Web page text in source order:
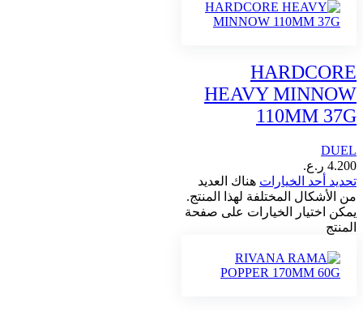
HARDCORE
HEAVY MINNOW
110MM 37G
DUEL
4.200 ر.ع.
تحديد أحد الخيارات هناك العديد
من الأشكال المختلفة لهذا المنتج.
يمكن اختيار الخيارات على صفحة
المنتج